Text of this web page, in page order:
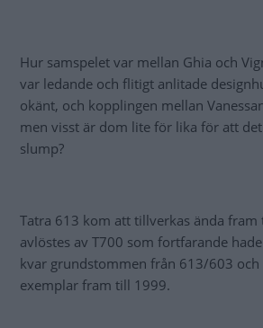
Hur samspelet var mellan Ghia och
var ledande och flitigt anlitade
okänt, och kopplingen mellan
men visst är dom lite för lika för att
slump?
Tatra 613 kom att tillverkas ända
avlöstes av T700 som fortfarande hade
kvar grundstommen från 613/603 och
exemplar fram till 1999.